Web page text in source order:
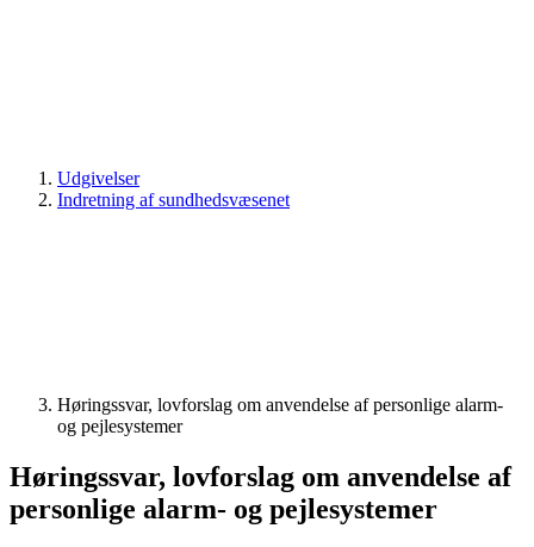
Udgivelser
Indretning af sundhedsvæsenet
Høringssvar, lovforslag om anvendelse af personlige alarm-
og pejlesystemer
Høringssvar, lovforslag om anvendelse af
personlige alarm- og pejlesystemer